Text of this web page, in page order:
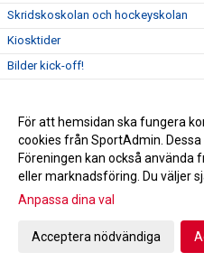
Skridskoskolan och hockeyskolan
Kiosktider
Bilder kick-off!
Utprovning av profilkläder
Dags igen för Kick-Off!
Det händer i september!
Informationsmöte 30/5 kl 1900!
För att hemsidan ska fungera
cookies från SportAdmin.
Föreningen kan också använda
eller marknadsföring. Du väljer
Anpassa dina val
Acceptera nödvändiga